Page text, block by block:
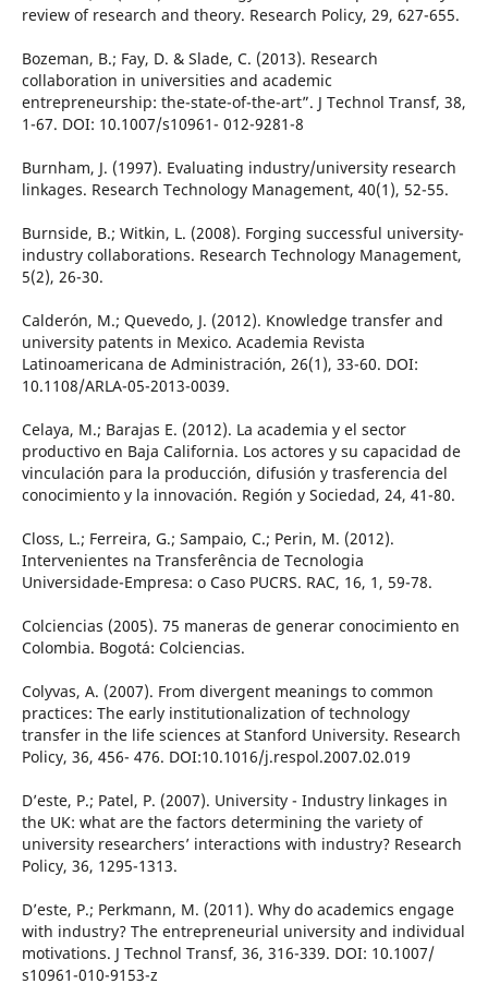
review of research and theory. Research Policy, 29, 627-655.
Bozeman, B.; Fay, D. & Slade, C. (2013). Research
collaboration in universities and academic
entrepreneurship: the-state-of-the-art”. J Technol Transf, 38,
1-67. DOI: 10.1007/s10961- 012-9281-8
Burnham, J. (1997). Evaluating industry/university research
linkages. Research Technology Management, 40(1), 52-55.
Burnside, B.; Witkin, L. (2008). Forging successful university-
industry collaborations. Research Technology Management,
5(2), 26-30.
Calderón, M.; Quevedo, J. (2012). Knowledge transfer and
university patents in Mexico. Academia Revista
Latinoamericana de Administración, 26(1), 33-60. DOI:
10.1108/ARLA-05-2013-0039.
Celaya, M.; Barajas E. (2012). La academia y el sector
productivo en Baja California. Los actores y su capacidad de
vinculación para la producción, difusión y trasferencia del
conocimiento y la innovación. Región y Sociedad, 24, 41-80.
Closs, L.; Ferreira, G.; Sampaio, C.; Perin, M. (2012).
Intervenientes na Transferência de Tecnologia
Universidade-Empresa: o Caso PUCRS. RAC, 16, 1, 59-78.
Colciencias (2005). 75 maneras de generar conocimiento en
Colombia. Bogotá: Colciencias.
Colyvas, A. (2007). From divergent meanings to common
practices: The early institutionalization of technology
transfer in the life sciences at Stanford University. Research
Policy, 36, 456- 476. DOI:10.1016/j.respol.2007.02.019
D’este, P.; Patel, P. (2007). University - Industry linkages in
the UK: what are the factors determining the variety of
university researchers’ interactions with industry? Research
Policy, 36, 1295-1313.
D’este, P.; Perkmann, M. (2011). Why do academics engage
with industry? The entrepreneurial university and individual
motivations. J Technol Transf, 36, 316-339. DOI: 10.1007/
s10961-010-9153-z